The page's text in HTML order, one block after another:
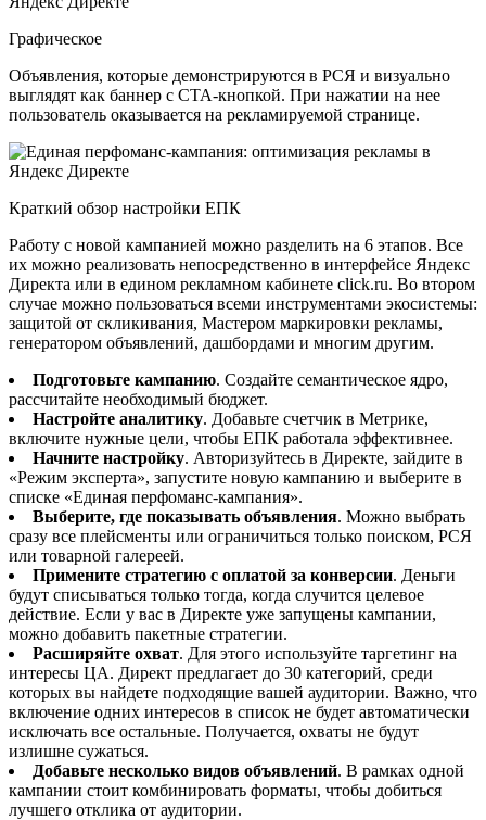
Графическое
Объявления, которые демонстрируются в РСЯ и визуально
выглядят как баннер с CTA-кнопкой. При нажатии на нее
пользователь оказывается на рекламируемой странице.
Краткий обзор настройки ЕПК
Работу с новой кампанией можно разделить на 6 этапов. Все
их можно реализовать непосредственно в интерфейсе Яндекс
Директа или в едином рекламном кабинете click.ru. Во втором
случае можно пользоваться всеми инструментами экосистемы:
защитой от скликивания, Мастером маркировки рекламы,
генератором объявлений, дашбордами и многим другим.
Подготовьте кампанию. Создайте семантическое ядро,
рассчитайте необходимый бюджет.
Настройте аналитику. Добавьте счетчик в Метрике,
включите нужные цели, чтобы ЕПК работала эффективнее.
Начните настройку. Авторизуйтесь в Директе, зайдите в
«Режим эксперта», запустите новую кампанию и выберите в
списке «Единая перфоманс-кампания».
Выберите, где показывать объявления. Можно выбрать
сразу все плейсменты или ограничиться только поиском, РСЯ
или товарной галереей.
Примените стратегию с оплатой за конверсии. Деньги
будут списываться только тогда, когда случится целевое
действие. Если у вас в Директе уже запущены кампании,
можно добавить пакетные стратегии.
Расширяйте охват. Для этого используйте таргетинг на
интересы ЦА. Директ предлагает до 30 категорий, среди
которых вы найдете подходящие вашей аудитории. Важно, что
включение одних интересов в список не будет автоматически
исключать все остальные. Получается, охваты не будут
излишне сужаться.
Добавьте несколько видов объявлений. В рамках одной
кампании стоит комбинировать форматы, чтобы добиться
лучшего отклика от аудитории.